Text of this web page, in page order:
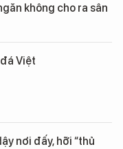
không cho ra sân
Việt
nơi đấy, hỡi “thủ